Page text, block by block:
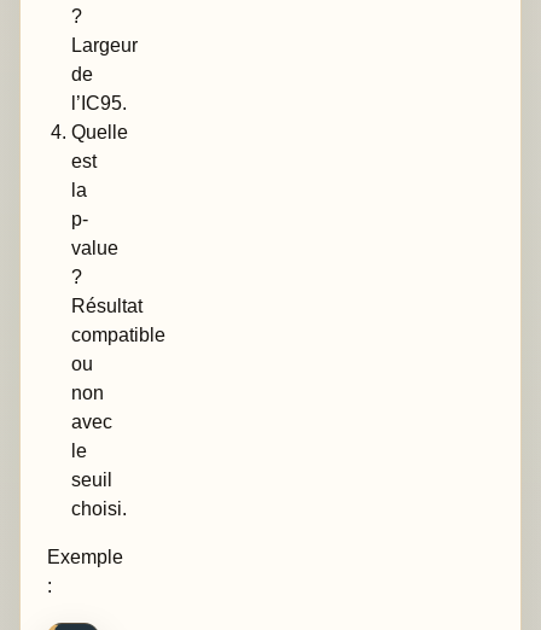
?
Largeur
de
l’IC95.
Quelle
est
la
p-
value
?
Résultat
compatible
ou
non
avec
le
seuil
choisi.
Exemple
: